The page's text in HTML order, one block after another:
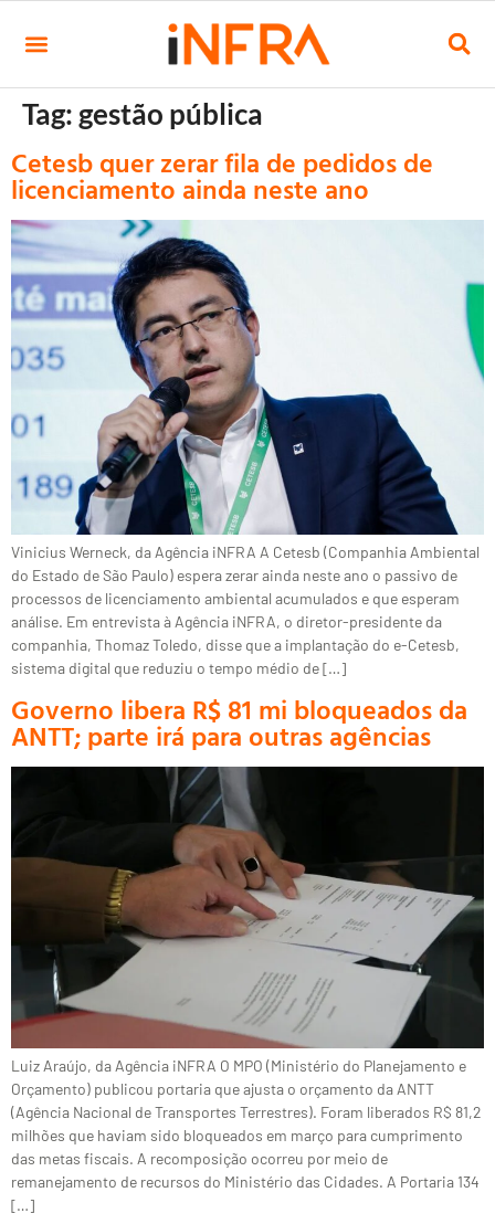
Tag: gestão pública
Cetesb quer zerar fila de pedidos de
licenciamento ainda neste ano
Vinicius Werneck, da Agência iNFRA A Cetesb (Companhia Ambiental
do Estado de São Paulo) espera zerar ainda neste ano o passivo de
processos de licenciamento ambiental acumulados e que esperam
análise. Em entrevista à Agência iNFRA, o diretor-presidente da
companhia, Thomaz Toledo, disse que a implantação do e-Cetesb,
sistema digital que reduziu o tempo médio de […]
Governo libera R$ 81 mi bloqueados da
ANTT; parte irá para outras agências
Luiz Araújo, da Agência iNFRA O MPO (Ministério do Planejamento e
Orçamento) publicou portaria que ajusta o orçamento da ANTT
(Agência Nacional de Transportes Terrestres). Foram liberados R$ 81,2
milhões que haviam sido bloqueados em março para cumprimento
das metas fiscais. A recomposição ocorreu por meio de
remanejamento de recursos do Ministério das Cidades. A Portaria 134
[…]